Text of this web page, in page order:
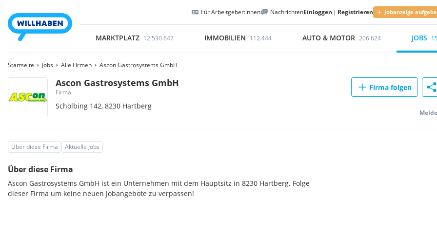
Für Arbeitgeber:innen NachrichtenEinloggen | Registrieren Jobanzeige
MARKTPLATZ 12.530.647 IMMOBILIEN 112.444 AUTO & MOTOR 206.624 JOBS
Startseite Jobs Alle Firmen Ascon Gastrosystems GmbH
Ascon Gastrosystems GmbH
Firma
Schölbing 142,8230 Hartberg
Firma folgen
Über diese Firma Aktuelle Jobs
Über diese Firma
Ascon Gastrosystems GmbH ist ein Unternehmen mit dem Hauptsitz in 8230 Hartberg. Folge
dieser Firma um keine neuen Jobangebote zu verpassen!